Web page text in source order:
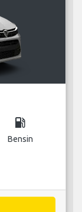
local_gas_station
Bensin